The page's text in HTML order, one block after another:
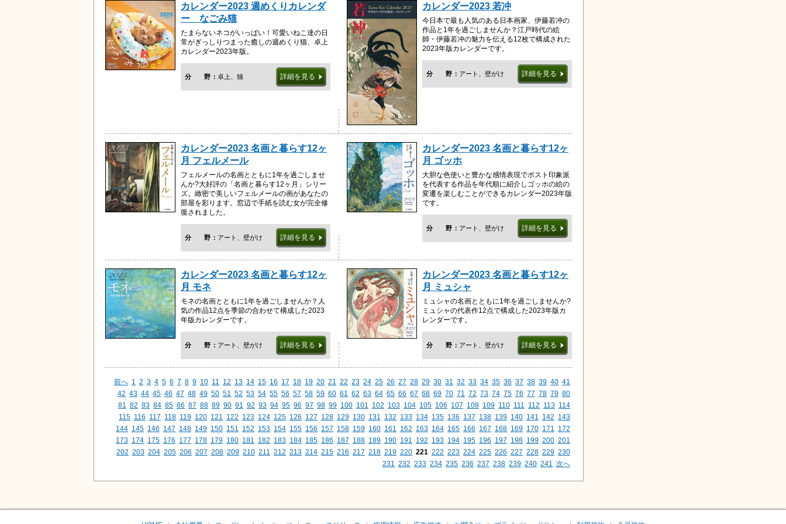
カレンダー2023 週めくりカレンダ
ー なごみ猫
たまらないネコがいっぱい！可愛いねこ達の日
常がぎっしりつまった癒しの週めくり猫、卓上
カレンダー2023年版。
分野卓上、猫 詳細を見る
カレンダー2023 若冲
今日本で最も人気のある日本画家、伊藤若冲の
作品と1年を過ごしませんか？江戸時代の絵
師・伊藤若冲の魅力を伝える12枚で構成された
2023年版カレンダーです。
分野アート、壁がけ 詳細を見る
カレンダー2023 名画と暮らす12ヶ
月 フェルメール
フェルメールの名画とともに1年を過ごしませ
んか?大好評の「名画と暮らす12ヶ月」シリー
ズ。緻密で美しいフェルメールの画があなたの
部屋を彩ります。窓辺で手紙を読む女が完全修
復されました。
分野アート、壁がけ 詳細を見る
カレンダー2023 名画と暮らす12ヶ
月 ゴッホ
大胆な色使いと豊かな感情表現でポスト印象派
を代表する作品を年代順に紹介しゴッホの絵の
変遷を楽しむことができるカレンダー2023年版
です。
分野アート、壁がけ 詳細を見る
カレンダー2023 名画と暮らす12ヶ
月 モネ
モネの名画とともに1年を過ごしませんか？人
気の作品12点を季節の合わせて構成した2023
年版カレンダーです。
分野アート、壁がけ 詳細を見る
カレンダー2023 名画と暮らす12ヶ
月 ミュシャ
ミュシャの名画とともに1年を過ごしませんか?
ミュシャの代表作12点で構成した2023年版カ
レンダーです。
分野アート、壁がけ 詳細を見る
前へ 1 2 3 4 5 6 7 8 9 10 11 12 13 14 15 16 17 18 19 20 21 22 23 24 25 26 27 28 29 30 31 32 33 34 35 36 37 38 39 40 41
42 43 44 45 46 47 48 49 50 51 52 53 54 55 56 57 58 59 60 61 62 63 64 65 66 67 68 69 70 71 72 73 74 75 76 77 78 79 80
81
82 83 84 85 86 87 88 89 90 91 92 93 94 95 96 97 98 99 100 101 102 103 104 105 106 107 108 109 110 111 112 113 114
115 116 117 118 119 120 121 122 123 124 125 126 127 128 129 130 131 132 133 134 135 136 137 138 139 140 141 142 143
144 145 146 147 148 149 150 151 152 153 154 155 156 157 158 159 160 161 162 163 164 165 166 167 168 169 170 171
172
173 174 175 176 177 178 179 180 181 182 183 184 185 186 187 188 189 190 191 192 193 194 195 196 197 198 199 200 201
202 203 204 205 206 207 208 209 210 211 212 213 214 215 216 217 218 219 220 221 222 223 224 225 226 227 228 229 230
231
232 233 234 235 236 237 238 239 240 241 次へ